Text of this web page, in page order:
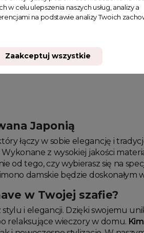
kimono z paskiem Astana
Japonią
łączy w sobie elegancję i
z wysokiej jakości
od tego, czy wybierasz się na
damskie będzie doskonałym
w Twojej szafie?
i elegancji. Dzięki swojemu
relaksujące wieczory w domu.
celu ulepszenia naszych usług, analizy a
na podstawie analizy Twoich
Zaakceptuj wszystkie